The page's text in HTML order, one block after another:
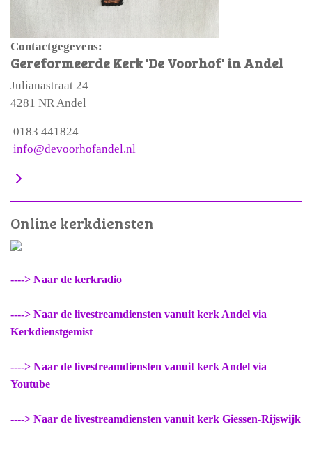
Contactgegevens:
Gereformeerde Kerk 'De Voorhof' in Andel
Julianastraat 24
4281 NR Andel
0183 441824
info@devoorhofandel.nl
Online kerkdiensten
----> Naar de kerkradio
----> Naar de livestreamdiensten vanuit kerk Andel via
Kerkdienstgemist
----> Naar de livestreamdiensten vanuit kerk Andel via
Youtube
----> Naar de livestreamdiensten vanuit kerk Giessen-Rijswijk